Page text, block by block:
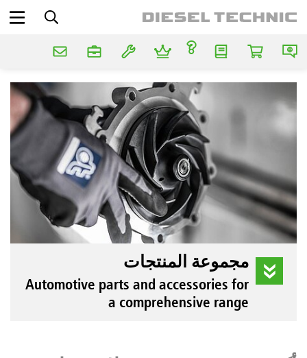
مجموعة المنتجات
Automotive parts and accessories for
a comprehensive range